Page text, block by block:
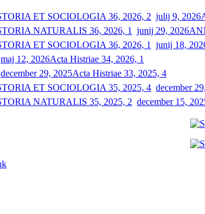
julij 9, 2026
junij 29, 2026
junij 18,
maj 12, 2026Acta Histriae 34, 2026, 1
december 29, 2025Acta Histriae 33, 2025, 4
december
december 15,